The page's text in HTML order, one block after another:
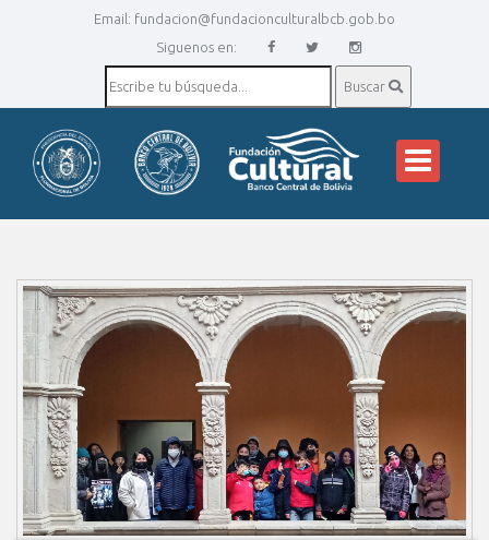
Email: fundacion@fundacionculturalbcb.gob.bo
Siguenos en:
Buscar